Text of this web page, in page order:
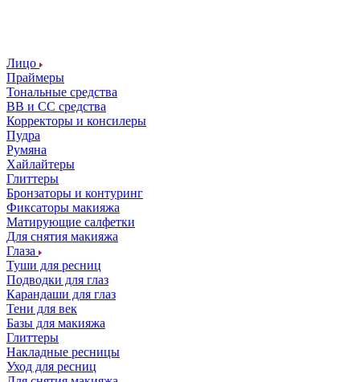
Лицо
Праймеры
Тональные средства
ВВ и СС средства
Корректоры и консилеры
Пудра
Румяна
Хайлайтеры
Глиттеры
Бронзаторы и контуринг
Фиксаторы макияжа
Матирующие салфетки
Для снятия макияжа
Глаза
Туши для ресниц
Подводки для глаз
Карандаши для глаз
Тени для век
Базы для макияжа
Глиттеры
Накладные ресницы
Уход для ресниц